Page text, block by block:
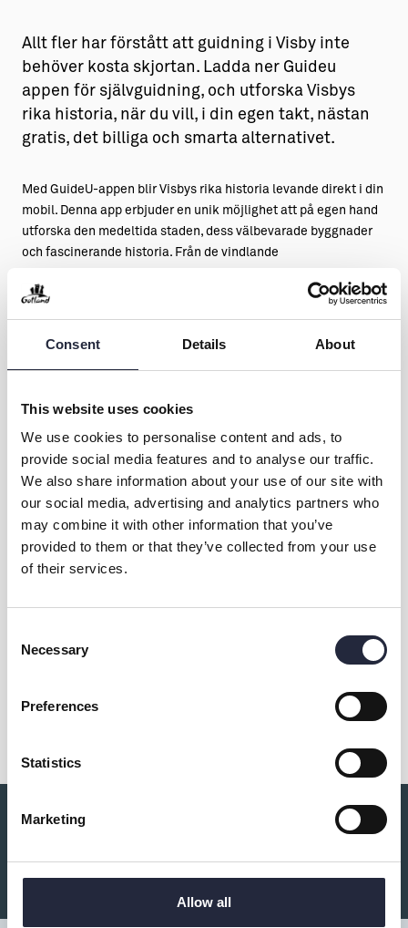
Consent Details About
This website uses cookies
We use cookies to personalise content and ads, to
provide social media features and to analyse our traffic.
We also share information about your use of our site with
our social media, advertising and analytics partners who
may combine it with other information that you’ve
provided to them or that they’ve collected from your use
of their services.
Selection
Necessary
Preferences
Statistics
Marketing
Allow all
Allt fler har förstått att guidning i Visby inte
behöver kosta skjortan. Ladda ner Guideu
appen för självguidning, och utforska Visbys
rika historia, när du vill, i din egen takt, nästan
gratis, det billiga och smarta alternativet.
Med GuideU-appen blir Visbys rika historia levande direkt i din
mobil. Denna app erbjuder en unik möjlighet att på egen hand
utforska den medeltida staden, dess välbevarade byggnader
och fascinerande historia. Från de vindlande
GuideU dig friheten att upptäcka Visbys skatter, när du vill, i
din personliga portal till det förflutna, alltid tillgänglig för en
Kontakt & öppettider
Övrig information
Du kanske också är intresserad av: